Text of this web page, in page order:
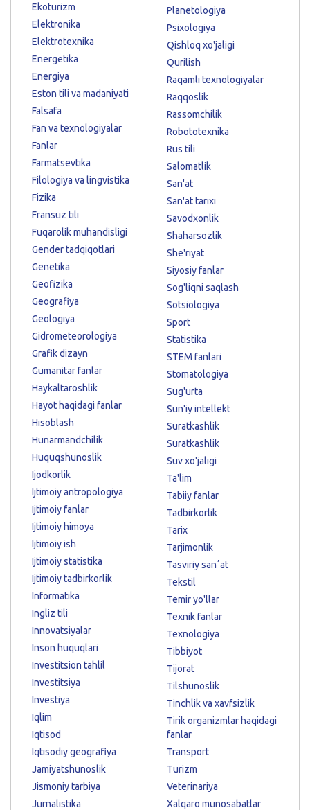
Ekoturizm
Elektronika
Elektrotexnika
Energetika
Energiya
Eston tili va madaniyati
Falsafa
Fan va texnologiyalar
Fanlar
Farmatsevtika
Filologiya va lingvistika
Fizika
Fransuz tili
Fuqarolik muhandisligi
Gender tadqiqotlari
Genetika
Geofizika
Geografiya
Geologiya
Gidrometeorologiya
Grafik dizayn
Gumanitar fanlar
Haykaltaroshlik
Hayot haqidagi fanlar
Hisoblash
Hunarmandchilik
Huquqshunoslik
Ijodkorlik
Ijtimoiy antropologiya
Ijtimoiy fanlar
Ijtimoiy himoya
Ijtimoiy ish
Ijtimoiy statistika
Ijtimoiy tadbirkorlik
Informatika
Ingliz tili
Innovatsiyalar
Inson huquqlari
Investitsion tahlil
Investitsiya
Investiya
Iqlim
Iqtisod
Iqtisodiy geografiya
Jamiyatshunoslik
Jismoniy tarbiya
Jurnalistika
Planetologiya
Psixologiya
Qishloq xo'jaligi
Qurilish
Raqamli texnologiyalar
Raqqoslik
Rassomchilik
Robototexnika
Rus tili
Salomatlik
San'at
San'at tarixi
Savodxonlik
Shaharsozlik
She'riyat
Siyosiy fanlar
Sog'liqni saqlash
Sotsiologiya
Sport
Statistika
STEM fanlari
Stomatologiya
Sug'urta
Sun'iy intellekt
Suratkashlik
Suratkashlik
Suv xo'jaligi
Ta'lim
Tabiiy fanlar
Tadbirkorlik
Tarix
Tarjimonlik
Tasviriy sanʼat
Tekstil
Temir yo'llar
Texnik fanlar
Texnologiya
Tibbiyot
Tijorat
Tilshunoslik
Tinchlik va xavfsizlik
Tirik organizmlar haqidagi
fanlar
Transport
Turizm
Veterinariya
Xalqaro munosabatlar